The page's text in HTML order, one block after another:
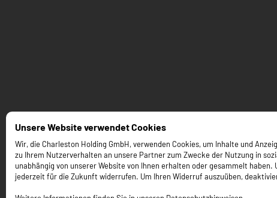
Unsere Website verwendet Cookies
Wir, die Charleston Holding GmbH, verwenden Cookies, um Inhalte und
zu Ihrem Nutzerverhalten an unsere Partner zum Zwecke der Nutzung in
unabhängig von unserer Website von Ihnen erhalten oder gesammelt
jederzeit für die Zukunft widerrufen. Um Ihren Widerruf auszuüben,